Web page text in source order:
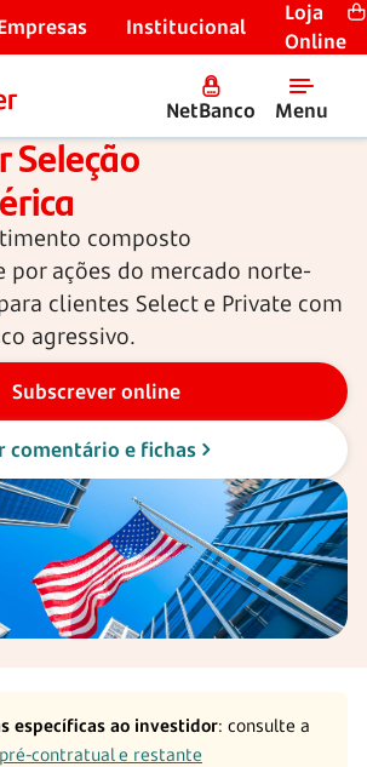
Institucional
Loja
Online
NetBanco Menu
Seleção
composto
por ações do mercado norte-
clientes Select e Private com
agressivo.
específicas ao investidor: consulte a
contratual e restante